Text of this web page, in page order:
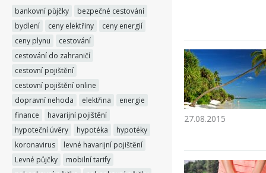
bankovní půjčky
bezpečné cestování
bydlení
ceny elektřiny
ceny energií
ceny plynu
cestování
cestování do zahraničí
cestovní pojištění
cestovní pojištění online
dopravní nehoda
elektřina
energie
finance
havarijní pojištění
hypoteční úvěry
hypotéka
hypotéky
koronavirus
levné havarijní pojištění
Levné půjčky
mobilní tarify
27.08.2015